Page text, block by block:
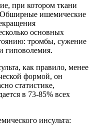
при котором ткани
Обширные ишемические
основных
тромбы, сужение
гиповолемия.
как правило, менее
формой, он
статистике,
в 73-85% всех
инсульта: